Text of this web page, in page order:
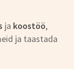
ja koostöö,
ja taastada